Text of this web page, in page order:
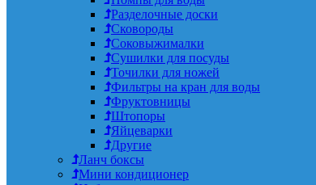
Разделочные доски
Сковороды
Соковыжималки
Сушилки для посуды
Точилки для ножей
Фильтры на кран для воды
Фруктовницы
Штопоры
Яйцеварки
Другие
Ланч боксы
Мини кондиционер